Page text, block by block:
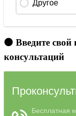
🟠 Введите
консультаций